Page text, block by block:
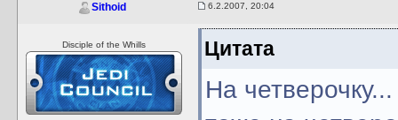
Sithoid 6.2.2007, 20:04
Disciple of the Whills Цитата
На